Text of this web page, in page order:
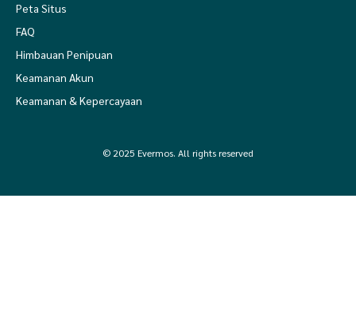
Peta Situs
FAQ
Himbauan Penipuan
Keamanan Akun
Keamanan & Kepercayaan
© 2025 Evermos. All rights reserved